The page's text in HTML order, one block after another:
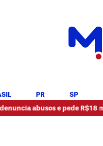
PR SP
e pede R$18 milhões •